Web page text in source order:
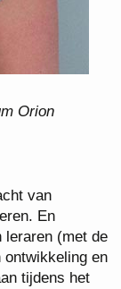
Orion
van
En
leraren (met de
ontwikkeling en
tijdens het